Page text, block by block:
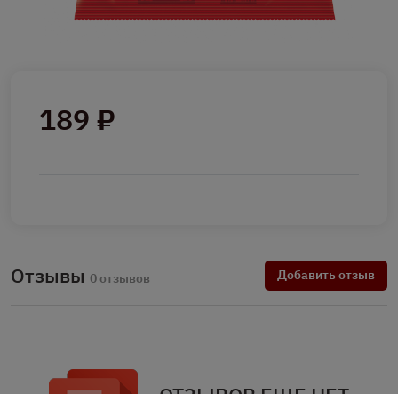
189 ₽
Отзывы 0 отзывов Добавить отзыв